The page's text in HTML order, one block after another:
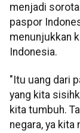
menjadi
paspor
menunjukkan
Indonesia.
"Itu uang dari
yang kita
kita tumbuh.
negara, ya kita